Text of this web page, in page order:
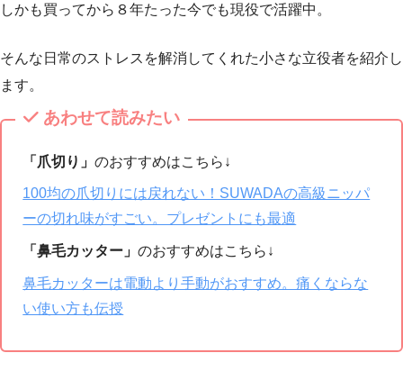
しかも買ってから８年たった今でも現役で活躍中。
そんな日常のストレスを解消してくれた小さな立役者を紹介し
ます。
あわせて読みたい
「爪切り」のおすすめはこちら↓
100均の爪切りには戻れない！SUWADAの高級ニッパ
ーの切れ味がすごい。プレゼントにも最適
「鼻毛カッター」のおすすめはこちら↓
鼻毛カッターは電動より手動がおすすめ。痛くならな
い使い方も伝授